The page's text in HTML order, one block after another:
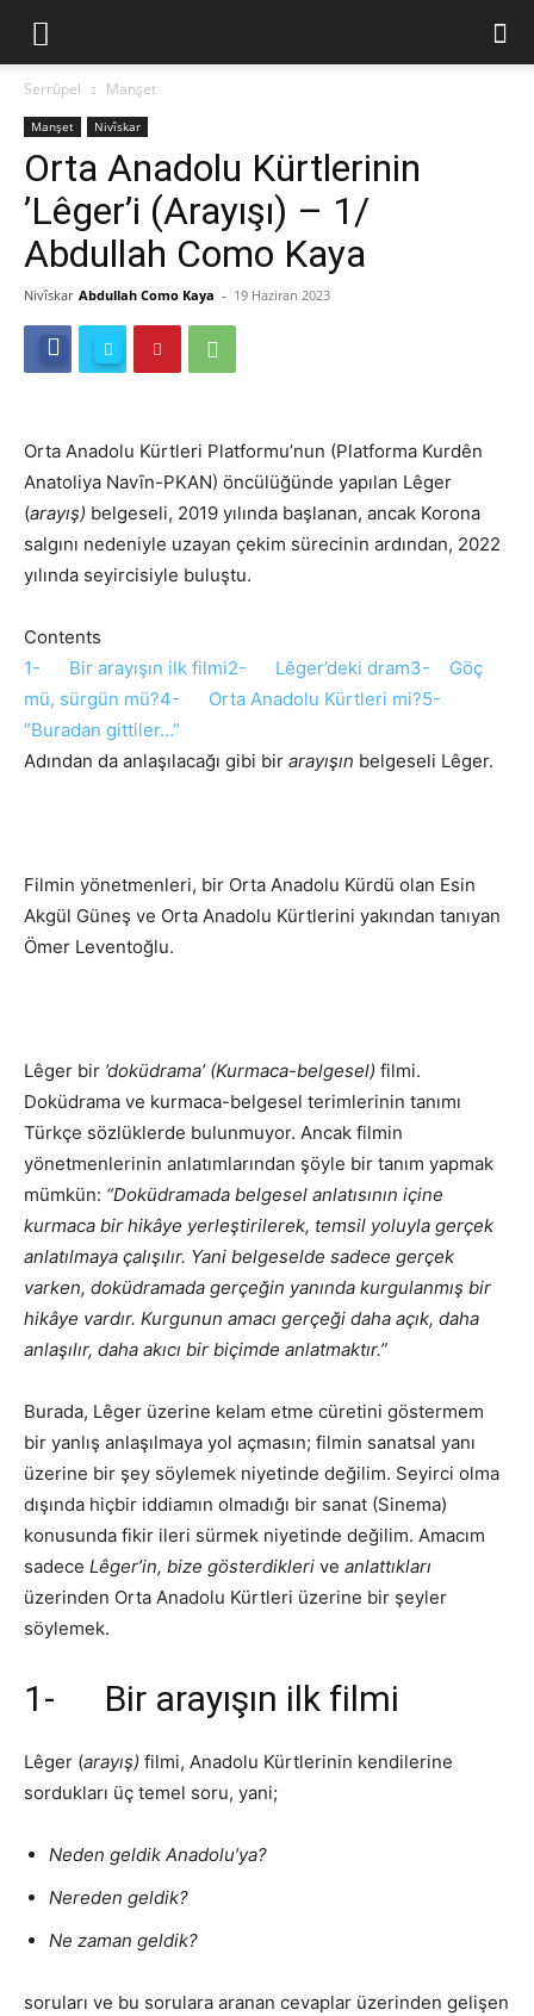
Serrûpel Manşet
Manşet Nivîskar
Orta Anadolu Kürtlerinin
’Lêger’i (Arayışı) – 1/
Abdullah Como Kaya
Nivîskar Abdullah Como Kaya - 19 Haziran 2023
Orta Anadolu Kürtleri Platformu’nun (Platforma Kurdên
Anatoliya Navȋn-PKAN) öncülüğünde yapılan Lêger
(arayış) belgeseli, 2019 yılında başlanan, ancak Korona
salgını nedeniyle uzayan çekim sürecinin ardından, 2022
yılında seyircisiyle buluştu.
Contents
1- Bir arayışın ilk filmi2- Lêger’deki dram3- Göç
mü, sürgün mü?4- Orta Anadolu Kürtleri mi?5-
”Buradan gittiler…”
Adından da anlaşılacağı gibi bir arayışın belgeseli Lêger.
Filmin yönetmenleri, bir Orta Anadolu Kürdü olan Esin
Akgül Güneş ve Orta Anadolu Kürtlerini yakından tanıyan
Ömer Leventoğlu.
Lêger bir ’doküdrama’ (Kurmaca-belgesel) filmi.
Doküdrama ve kurmaca-belgesel terimlerinin tanımı
Türkçe sözlüklerde bulunmuyor. Ancak filmin
yönetmenlerinin anlatımlarından şöyle bir tanım yapmak
mümkün: “Doküdramada belgesel anlatısının içine
kurmaca bir hikâye yerleştirilerek, temsil yoluyla gerçek
anlatılmaya çalışılır. Yani belgeselde sadece gerçek
varken, doküdramada gerçeğin yanında kurgulanmış bir
hikâye vardır. Kurgunun amacı gerçeği daha açık, daha
anlaşılır, daha akıcı bir biçimde anlatmaktır.”
Burada, Lêger üzerine kelam etme cüretini göstermem
bir yanlış anlaşılmaya yol açmasın; filmin sanatsal yanı
üzerine bir şey söylemek niyetinde değilim. Seyirci olma
dışında hiçbir iddiamın olmadığı bir sanat (Sinema)
konusunda fikir ileri sürmek niyetinde değilim. Amacım
sadece Lêger’in, bize gösterdikleri ve anlattıkları
üzerinden Orta Anadolu Kürtleri üzerine bir şeyler
söylemek.
1- Bir arayışın ilk filmi
Lêger (arayış) filmi, Anadolu Kürtlerinin kendilerine
sordukları üç temel soru, yani;
Neden geldik Anadolu’ya?
Nereden geldik?
Ne zaman geldik?
soruları ve bu sorulara aranan cevaplar üzerinden gelişen